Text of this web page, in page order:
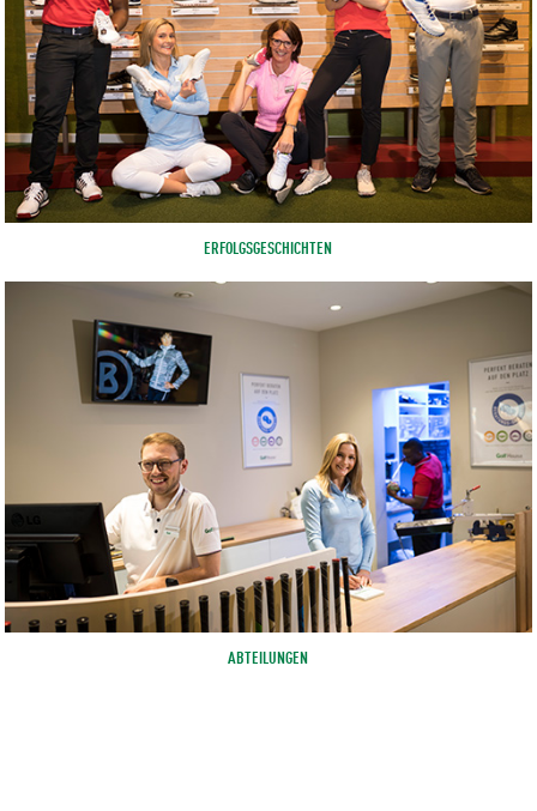
ERFOLGSGESCHICHTEN
ABTEILUNGEN